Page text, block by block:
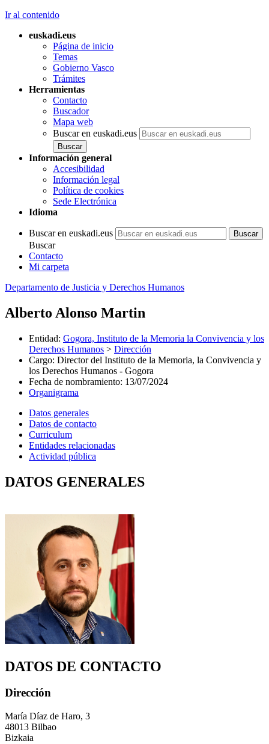
Ir al contenido
euskadi.eus
Página de inicio
Temas
Gobierno Vasco
Trámites
Herramientas
Contacto
Buscador
Mapa web
Buscar en euskadi.eus
Información general
Accesibilidad
Información legal
Política de cookies
Sede Electrónica
Idioma
Buscar en euskadi.eus
Buscar
Contacto
Mi carpeta
Departamento de Justicia y Derechos Humanos
Alberto Alonso Martin
Entidad: Gogora, Instituto de la Memoria la Convivencia y los
Derechos Humanos > Dirección
Cargo: Director del Instituto de la Memoria, la Convivencia y
los Derechos Humanos - Gogora
Fecha de nombramiento: 13/07/2024
Organigrama
Datos generales
Datos de contacto
Curriculum
Entidades relacionadas
Actividad pública
DATOS GENERALES
DATOS DE CONTACTO
Dirección
María Díaz de Haro, 3
48013 Bilbao
Bizkaia